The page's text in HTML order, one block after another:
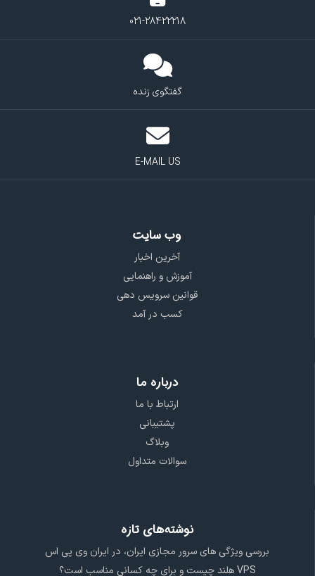
021-28422218
گفتگوی زنده
E-MAIL US
وب سایت
آخرین اخبار
آموزش و راهنمایی
قوانین سرویس دهی
کسب در آمد
درباره ما
ارتباط با ما
پشتیبانی
وبلاگ
سوالات متداول
نوشته‌های تازه
بررسی ویژگی‌ های سرور مجازی ایران، در ایران وی پی اس
VPS هلند چیست و برای چه کسانی مناسب است؟